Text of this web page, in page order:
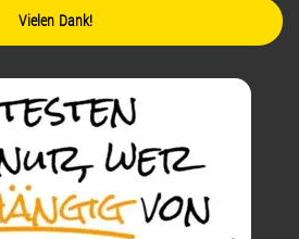
Vielen Dank!